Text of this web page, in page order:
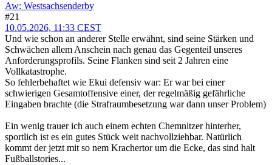
Aw: Westsachsenderby
#21
10.05.2026, 11:33 CEST
Und wie schon an anderer Stelle erwähnt, sind seine Stärken und
Schwächen allem Anschein nach genau das Gegenteil unseres
Anforderungsprofils. Seine Flanken sind seit 2 Jahren eine
Vollkatastrophe.
So fehlerbehaftet wie Ekui defensiv war: Er war bei einer
schwierigen Gesamtoffensive einer, der regelmäßig gefährliche
Eingaben brachte (die Strafraumbesetzung war dann unser Problem)
Ein wenig trauer ich auch einem echten Chemnitzer hinterher,
sportlich ist es ein gutes Stück weit nachvollziehbar. Natürlich
kommt der jetzt mit so nem Krachertor um die Ecke, das sind halt
Fußballstories...